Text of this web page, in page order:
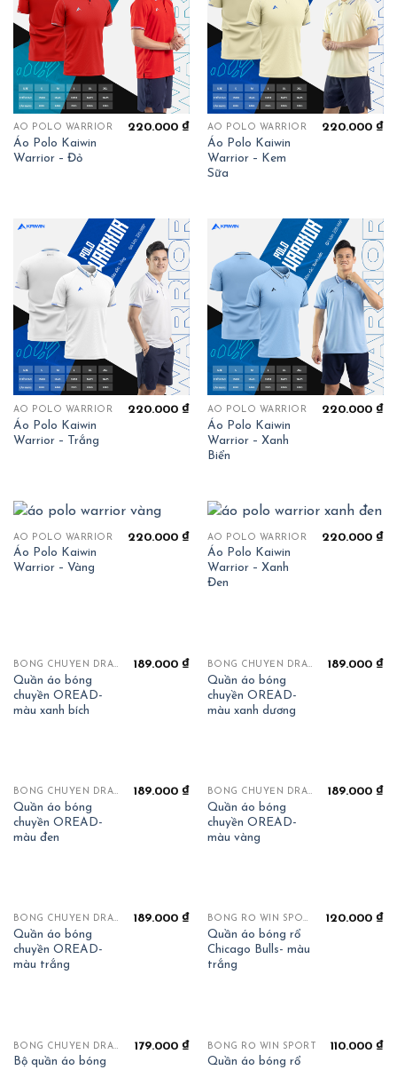
ÁO POLO WARRIOR
Áo Polo Kaiwin
Warrior – Đỏ
220.000₫ ÁO POLO WARRIOR
Áo Polo Kaiwin
Warrior – Kem
Sữa
220.000₫
ÁO POLO WARRIOR
Áo Polo Kaiwin
Warrior – Trắng
220.000₫ ÁO POLO WARRIOR
Áo Polo Kaiwin
Warrior – Xanh
Biển
220.000₫
ÁO POLO WARRIOR
Áo Polo Kaiwin
Warrior – Vàng
220.000₫ ÁO POLO WARRIOR
Áo Polo Kaiwin
Warrior – Xanh
Đen
220.000₫
BÓNG CHUYỀN DRAHA OREAD
Quần áo bóng
chuyền OREAD-
màu xanh bích
189.000₫ BÓNG CHUYỀN DRAHA OREAD
Quần áo bóng
chuyền OREAD-
màu xanh dương
189.000₫
BÓNG CHUYỀN DRAHA OREAD
Quần áo bóng
chuyền OREAD-
màu đen
189.000₫ BÓNG CHUYỀN DRAHA OREAD
Quần áo bóng
chuyền OREAD-
màu vàng
189.000₫
BÓNG CHUYỀN DRAHA OREAD
Quần áo bóng
chuyền OREAD-
màu trắng
189.000₫ BÓNG RỔ WIN SPORT
Quần áo bóng rổ
Chicago Bulls- màu
trắng
120.000₫
BÓNG CHUYỀN DRAHA COMBATTANT
Bộ quần áo bóng
179.000₫ BÓNG RỔ WIN SPORT
Quần áo bóng rổ
110.000₫